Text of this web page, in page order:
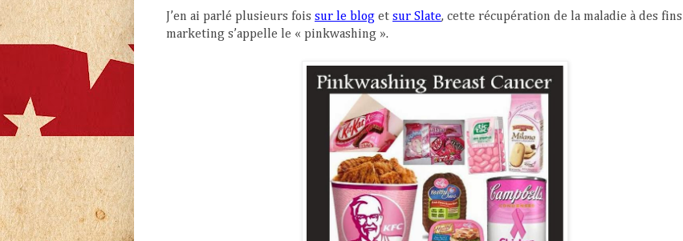
J’en ai parlé plusieurs fois sur le blog et sur Slate, cette récupération de la maladie à des fins
marketing s’appelle le « pinkwashing ».